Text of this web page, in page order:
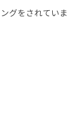
グをされていま